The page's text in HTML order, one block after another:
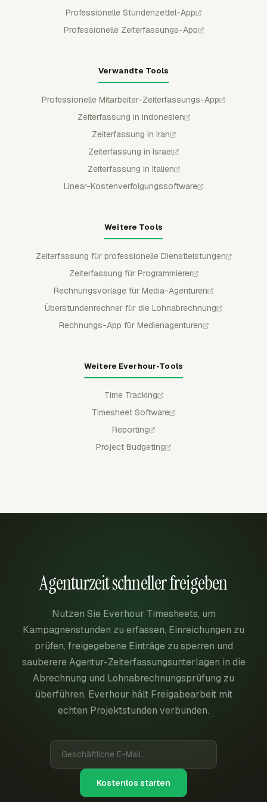
Professionelle Stundenzettel-App
Professionelle Zeiterfassungs-App
Verwandte Tools
Professionelle Mitarbeiter-Zeiterfassungs-App
Zeiterfassung in Indonesien
Zeiterfassung in Iran
Zeiterfassung in Israel
Zeiterfassung in Italien
Linear-Kostenverfolgungssoftware
Weitere Tools
Zeiterfassung für professionelle Dienstleistungen
Zeiterfassung für Programmierer
Rechnungsvorlage für Media-Agenturen
Überstundenrechner für die Lohnabrechnung
Rechnungs-App für Medienagenturen
Weitere Everhour-Tools
Time Tracking
Timesheet Software
Reporting
Project Budgeting
Agenturzeit schneller freigeben
Nutzen Sie Everhour Timesheets, um
Kampagnenstunden zu erfassen, Einreichungen zu
prüfen, freigegebene Einträge zu sperren und
sauberere Agentur-Zeiterfassungsunterlagen in die
Abrechnung und Lohnabrechnungsprüfung zu
überführen. Everhour hält Freigabearbeit mit
echten Projektstunden verbunden.
Kostenlos starten